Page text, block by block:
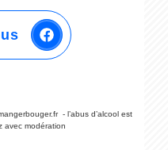
- l’abus d’alcool est
avec modération